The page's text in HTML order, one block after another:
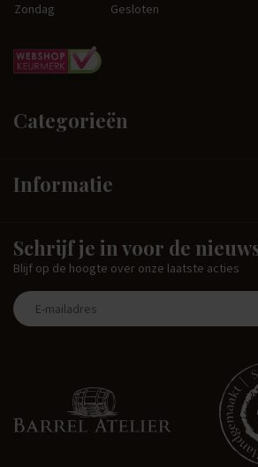
Zondag
Gesloten
Categorieën
Informatie
Schrijf je in voor de
Blijf op de hoogte over onze laatste acties